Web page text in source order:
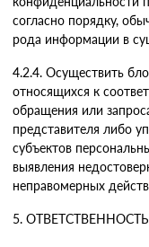
согласно порядку,
рода информации в
4.2.4. Осуществить
относящихся к
обращения или
представителя либо
субъектов
выявления
неправомерных
5.